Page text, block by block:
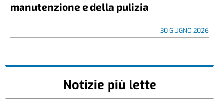
manutenzione e della pulizia
30 GIUGNO 2026
Notizie più lette